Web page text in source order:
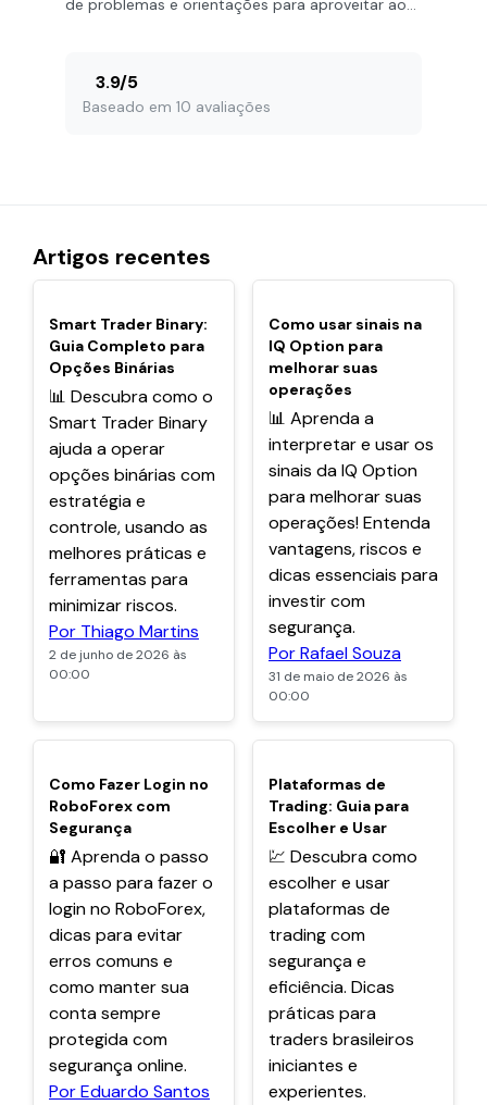
de problemas e orientações para aproveitar ao
3.9/5
Baseado em 10 avaliações
Artigos recentes
POPULARES
Smart Trader Binary:
Guia Completo para
Opções Binárias
📊 Descubra como o
Smart Trader Binary
ajuda a operar
opções binárias com
estratégia e
controle, usando as
melhores práticas e
ferramentas para
minimizar riscos.
Por Thiago Martins
2 de junho de 2026 às
00:00
POPULARES
Como usar sinais na
IQ Option para
melhorar suas
operações
📊 Aprenda a
interpretar e usar os
sinais da IQ Option
para melhorar suas
operações! Entenda
vantagens, riscos e
dicas essenciais para
investir com
segurança.
Por Rafael Souza
31 de maio de 2026 às
00:00
POPULARES
Como Fazer Login no
RoboForex com
Segurança
🔐 Aprenda o passo
a passo para fazer o
login no RoboForex,
dicas para evitar
erros comuns e
como manter sua
conta sempre
protegida com
segurança online.
Por Eduardo Santos
POPULARES
Plataformas de
Trading: Guia para
Escolher e Usar
💹 Descubra como
escolher e usar
plataformas de
trading com
segurança e
eficiência. Dicas
práticas para
traders brasileiros
iniciantes e
experientes.